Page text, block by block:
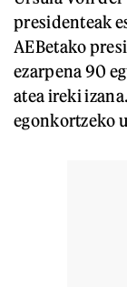
presidenteak
AEBetako
ezarpena 90
atea ireki
egonkortzeko